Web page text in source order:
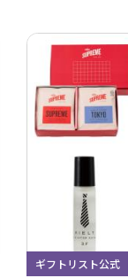
ギフトリスト公式